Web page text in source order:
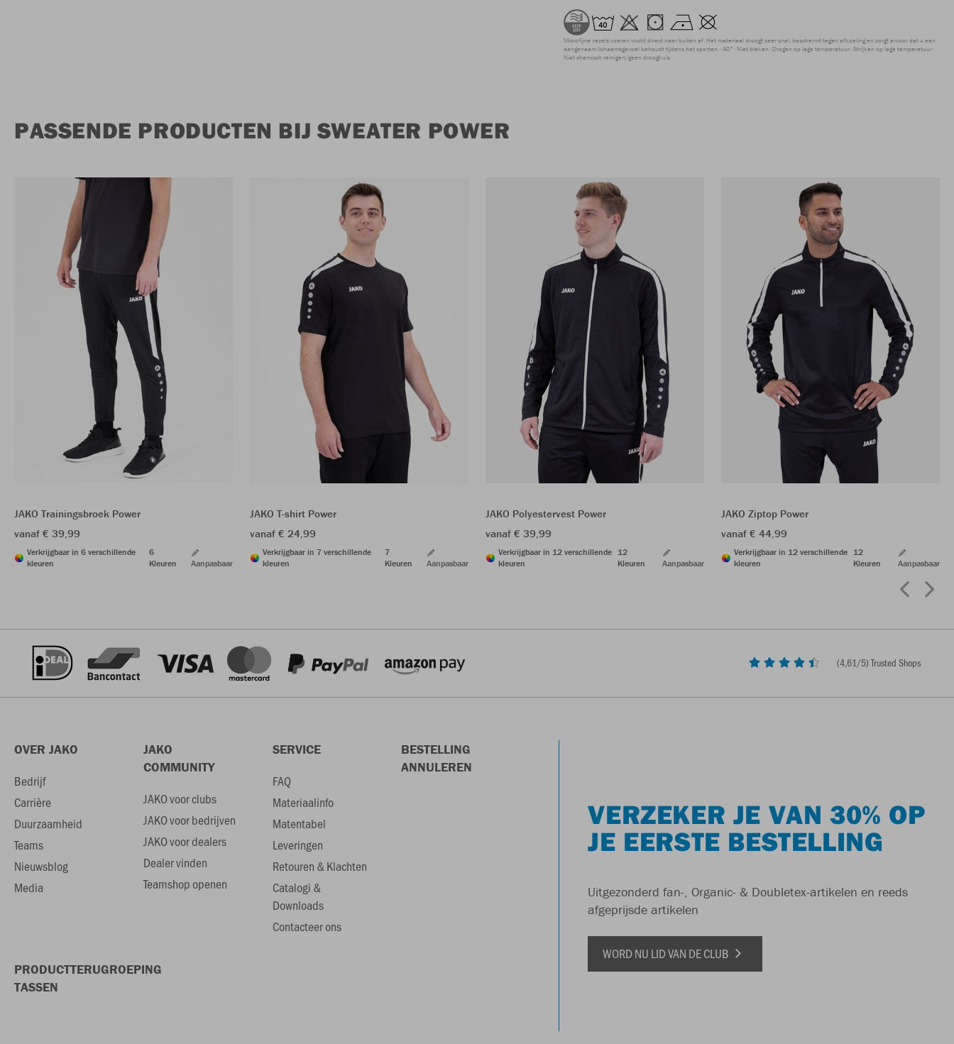
Microfijne vezels voeren vocht direct naar buiten af. Het materiaal droogt zeer snel, beschermt tegen afkoeling en zorgt ervoor dat u een
aangenaam lichaamsgevoel behoudt tijdens het sporten. 40° Niet bleken Drogen op lage temperatuur Strijken op lage temperatuur
Niet chemisch reinigen/geen droogkuis
PASSENDE PRODUCTEN BIJ SWEATER POWER
JAKO Trainingsbroek Power
vanaf € 39,99
Verkrijgbaar in 6 verschillende
kleuren
6
Kleuren
Aanpasbaar
JAKO T-shirt Power
vanaf € 24,99
Verkrijgbaar in 7 verschillende
kleuren
7
Kleuren
Aanpasbaar
JAKO Polyestervest Power
vanaf € 39,99
Verkrijgbaar in 12 verschillende
kleuren
12
Kleuren
Aanpasbaar
JAKO Ziptop Power
vanaf € 44,99
Verkrijgbaar in 12 verschillende
kleuren
12
Kleuren
Aanpasbaar
(4,61/5) Trusted Shops
OVER JAKO
Bedrijf
Carrière
Duurzaamheid
Teams
Nieuwsblog
Media
JAKO
COMMUNITY
JAKO voor clubs
JAKO voor bedrijven
JAKO voor dealers
Dealer vinden
Teamshop openen
SERVICE
FAQ
Materiaalinfo
Matentabel
Leveringen
Retouren & Klachten
Catalogi &
Downloads
Contacteer ons
BESTELLING
ANNULEREN
PRODUCTTERUGROEPING
TASSEN
VERZEKER JE VAN 30% OP
JE EERSTE BESTELLING
Uitgezonderd fan-, Organic- & Doubletex-artikelen en reeds
afgeprijsde artikelen
WORD NU LID VAN DE CLUB